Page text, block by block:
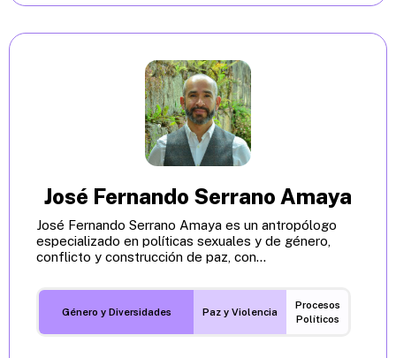
José Fernando Serrano Amaya
José Fernando Serrano Amaya es un antropólogo
especializado en políticas sexuales y de género,
conflicto y construcción de paz, con...
Género y Diversidades Paz y Violencia
Procesos
Políticos